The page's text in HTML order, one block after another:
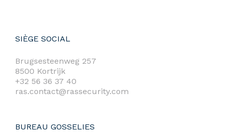
SIÈGE SOCIAL
Brugsesteenweg 257
8500 Kortrijk
+32 56 36 37 40
ras.contact@rassecurity.com
BUREAU GOSSELIES